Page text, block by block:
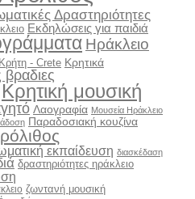
Δραστηριότητες
Εκδηλώσεις για παιδιά
Ηράκλειο
Κρήτη - Crete Κρητικά
βραδιες
Κρητική μουσική
Λαογραφία Μουσεία Ηράκλειο
Παραδοσιακή κουζίνα
εκπαίδευση διασκέδαση
δραστηριότητες ηράκλειο
ζωντανή μουσική